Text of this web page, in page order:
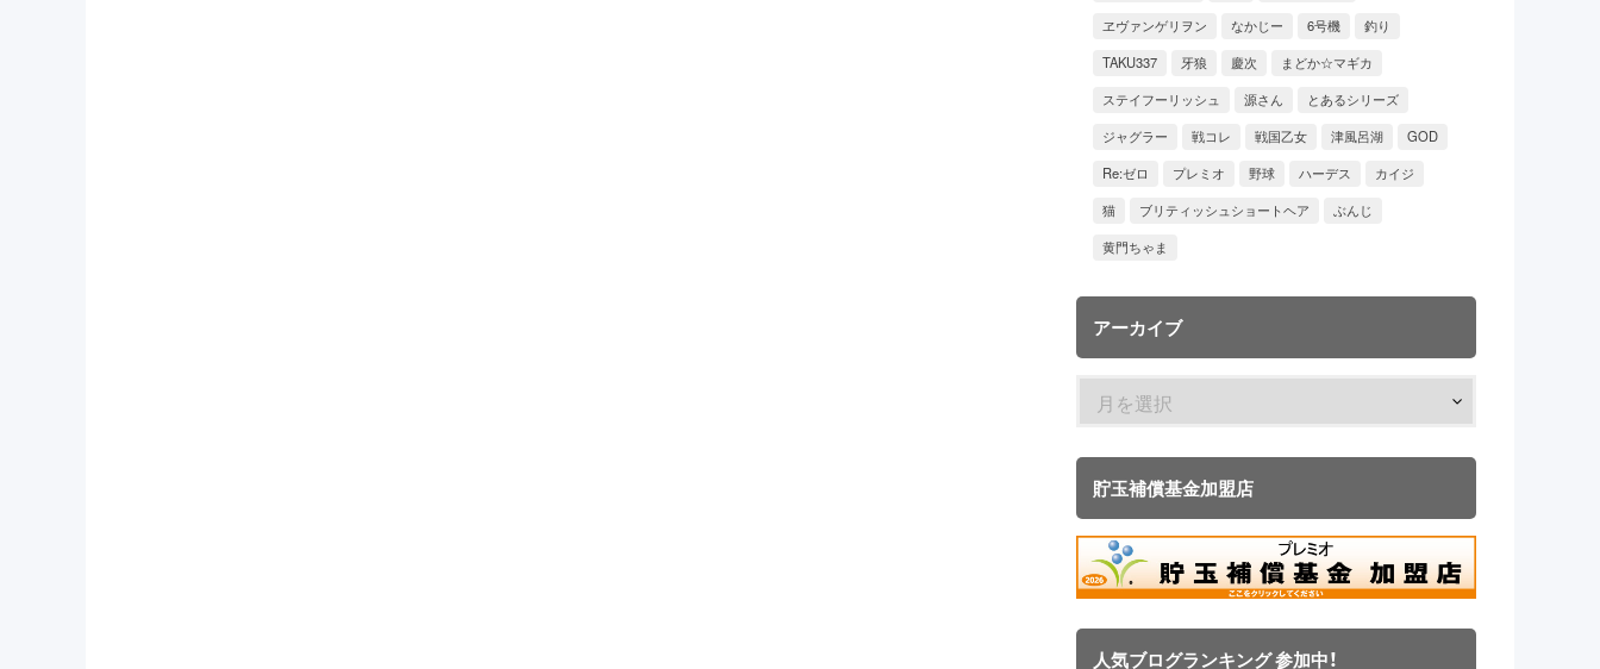
ヱヴァンゲリヲン
なかじー 6号機
釣り
TAKU337
牙狼 慶次
まどか☆マギカ
ステイフーリッシュ
源さん
とあるシリーズ
ジャグラー
戦コレ 戦国乙女 津風呂湖
GOD
Re:ゼロ
プレミオ 野球 ハーデス
カイジ
猫
ブリティッシュショートヘア
ぶんじ
黄門ちゃま
アーカイブ
貯玉補償基金加盟店
人気ブログランキング 参加中！